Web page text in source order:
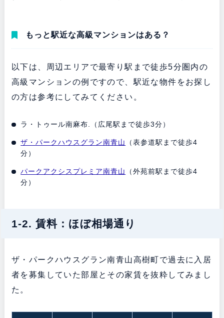
もっと駅近な高級マンションはある？
以下は、周辺エリアで最寄り駅まで徒歩5分圏内の
高級マンションの例ですので、駅近な物件をお探し
の方は参考にしてみてください。
ラ・トゥール南麻布.（広尾駅まで徒歩3分）
ザ・パークハウスグラン南青山
（表参道駅まで徒歩4
分）
パークアクシスプレミア南青山
（外苑前駅まで徒歩4
分）
1-2. 賃料：ほぼ相場通り
ザ・パークハウスグラン南青山高樹町で過去に入居
者を募集していた部屋とその家賃を抜粋してみまし
た。